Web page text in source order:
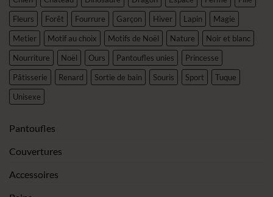
Fleurs
Forêt Fourrure Garçon Hiver Lapin
Magie
Metier
Motif au choix Motifs de Noël Nature
Noir et blanc
Nourriture
Noël Ours Pantoufles unies
Princesse
Pâtisserie
Renard Sortie de bain Souris Sport
Tuque
Unisexe
Pantoufles
Couvertures
Accessoires